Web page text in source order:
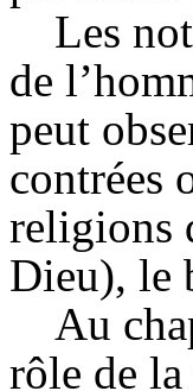
Les
de
peut
contrées
religions
Dieu), le
Au
rôle de